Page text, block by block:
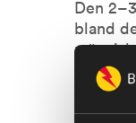
Den
bland
plats.